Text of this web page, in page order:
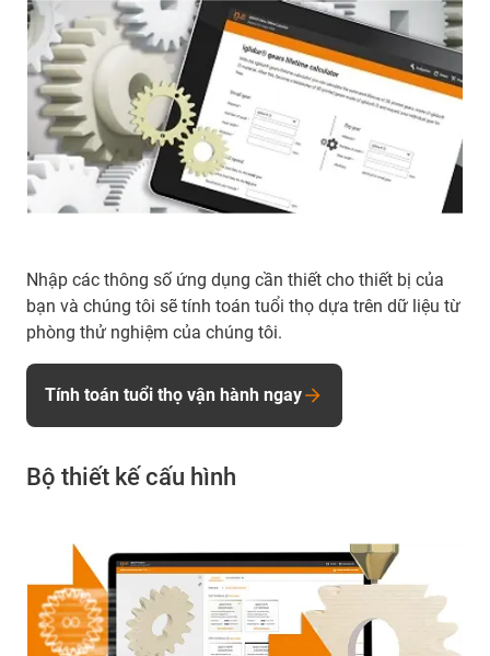
Nhập các thông số ứng dụng cần thiết cho thiết bị của
bạn và chúng tôi sẽ tính toán tuổi thọ dựa trên dữ liệu từ
phòng thử nghiệm của chúng tôi.
Tính toán tuổi thọ vận hành ngay
Bộ thiết kế cấu hình